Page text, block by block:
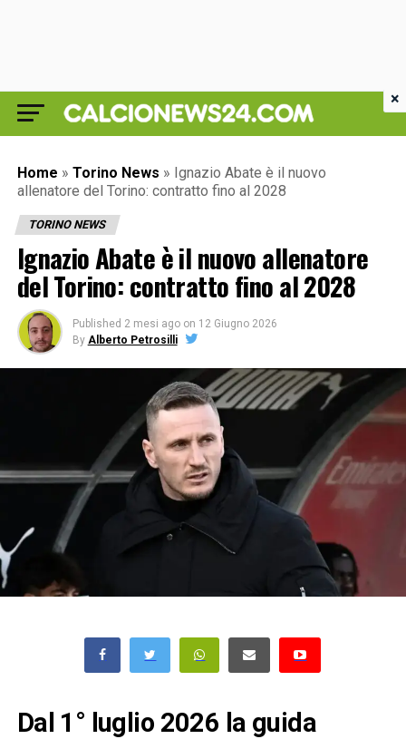
Home » Torino News » Ignazio Abate è il nuovo
allenatore del Torino: contratto fino al 2028
TORINO NEWS
Ignazio Abate è il nuovo allenatore
del Torino: contratto fino al 2028
Published 2 mesi ago on 12 Giugno 2026
By Alberto Petrosilli
Dal 1° luglio 2026 la guida
×